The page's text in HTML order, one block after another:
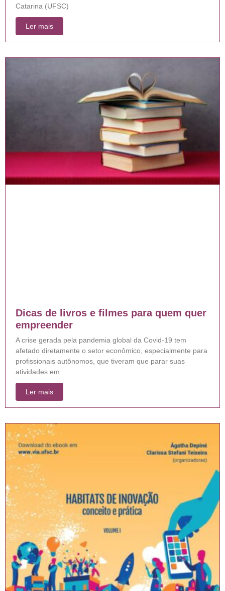
Catarina (UFSC)
Ler mais
Dicas de livros e filmes para quem quer
empreender
A crise gerada pela pandemia global da Covid-19 tem
afetado diretamente o setor econômico, especialmente para
profissionais autônomos, que tiveram que parar suas
atividades em
Ler mais